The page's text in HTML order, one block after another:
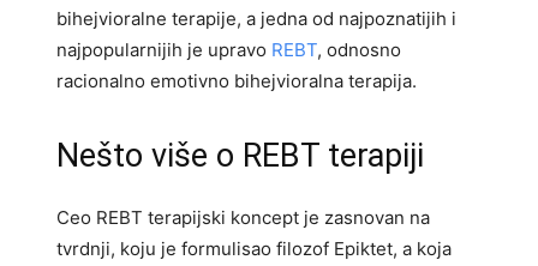
bihejvioralne terapije, a jedna od najpoznatijih i
najpopularnijih je upravo REBT, odnosno
racionalno emotivno bihejvioralna terapija.
Nešto više o REBT terapiji
Ceo REBT terapijski koncept je zasnovan na
tvrdnji, koju je formulisao filozof Epiktet, a koja